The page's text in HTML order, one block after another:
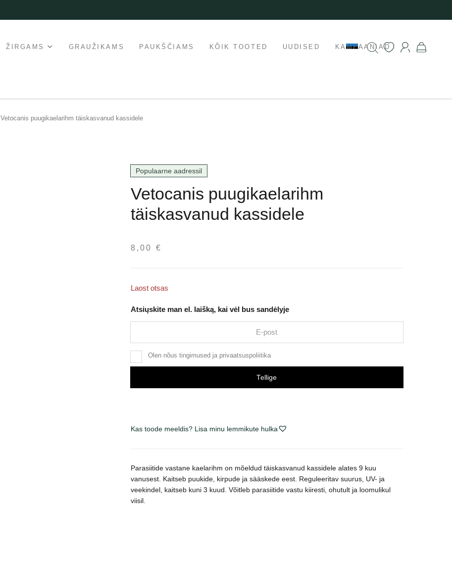
ŽIRGAMS GRAUŽIKAMS PAUKŠČIAMS KÕIK TOOTED UUDISED KAMPAANIAD
Vetocanis puugikaelarihm täiskasvanud kassidele
Populaarne aadressil
Vetocanis puugikaelarihm
täiskasvanud kassidele
8,00 €
Laost otsas
Atsiųskite man el. laišką, kai vėl bus sandėlyje
Olen nõus tingimused ja privaatsuspoliitika
Tellige
Kas toode meeldis? Lisa minu lemmikute hulka
Parasiitide vastane kaelarihm on mõeldud täiskasvanud kassidele alates 9 kuu
vanusest. Kaitseb puukide, kirpude ja sääskede eest. Reguleeritav suurus, UV- ja
veekindel, kaitseb kuni 3 kuud. Võitleb parasiitide vastu kiiresti, ohutult ja loomulikul
viisil.